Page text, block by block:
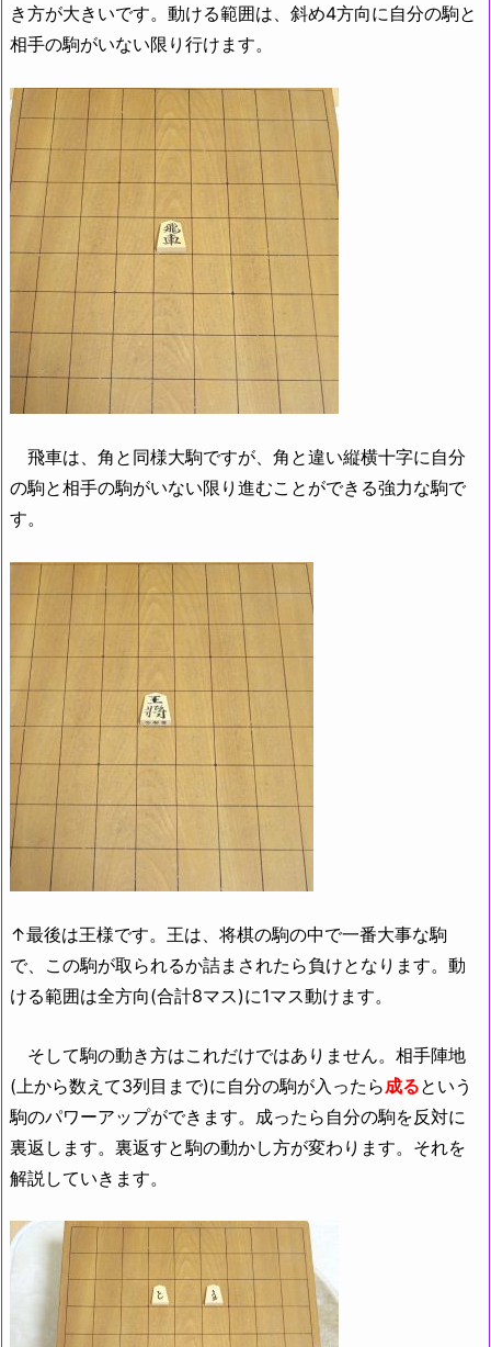
き方が大きいです。動ける範囲は、斜め4方向に自分の駒と
相手の駒がいない限り行けます。
飛車は、角と同様大駒ですが、角と違い縦横十字に自分
の駒と相手の駒がいない限り進むことができる強力な駒で
す。
↑最後は王様です。王は、将棋の駒の中で一番大事な駒
で、この駒が取られるか詰まされたら負けとなります。動
ける範囲は全方向(合計8マス)に1マス動けます。
そして駒の動き方はこれだけではありません。相手陣地
(上から数えて3列目まで)に自分の駒が入ったら成るという
駒のパワーアップができます。成ったら自分の駒を反対に
裏返します。裏返すと駒の動かし方が変わります。それを
解説していきます。